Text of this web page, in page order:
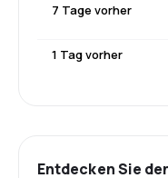
7 Tage vorher
1 Tag vorher
Entdecken Sie